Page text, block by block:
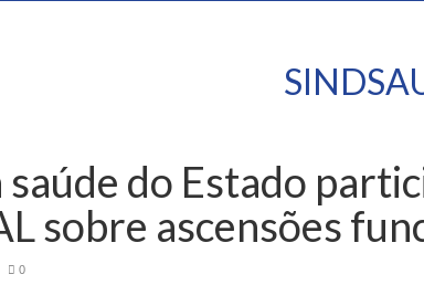
do Estado
sobre ascensões
0